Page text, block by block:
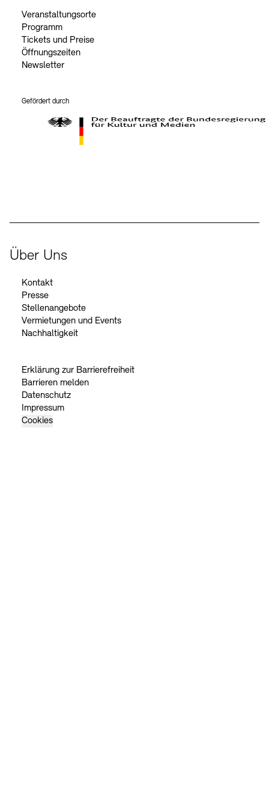
Veranstaltungsorte
Programm
Tickets und Preise
Öffnungszeiten
Newsletter
Gefördert durch
Über Uns
Kontakt
Presse
Stellenangebote
Vermietungen und Events
Nachhaltigkeit
Erklärung zur Barrierefreiheit
Barrieren melden
Datenschutz
Impressum
Cookies